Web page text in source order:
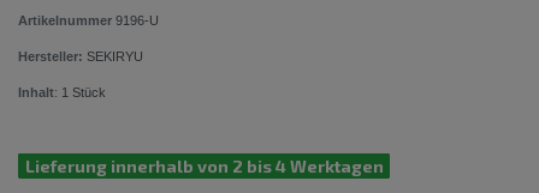
Artikelnummer 9196-U
Hersteller: SEKIRYU
Inhalt: 1 Stück
Lieferung innerhalb von 2 bis 4 Werktagen